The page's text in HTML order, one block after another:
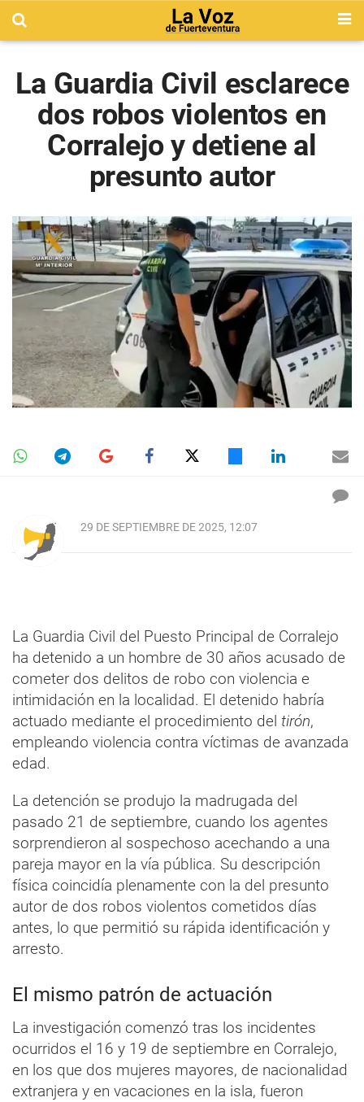
La Guardia Civil esclarece
dos robos violentos en
Corralejo y detiene al
presunto autor
29 DE SEPTIEMBRE DE 2025, 12:07
La Guardia Civil del Puesto Principal de Corralejo
ha detenido a un hombre de 30 años acusado de
cometer dos delitos de robo con violencia e
intimidación en la localidad. El detenido habría
actuado mediante el procedimiento del tirón,
empleando violencia contra víctimas de avanzada
edad.
La detención se produjo la madrugada del
pasado 21 de septiembre, cuando los agentes
sorprendieron al sospechoso acechando a una
pareja mayor en la vía pública. Su descripción
física coincidía plenamente con la del presunto
autor de dos robos violentos cometidos días
antes, lo que permitió su rápida identificación y
arresto.
El mismo patrón de actuación
La investigación comenzó tras los incidentes
ocurridos el 16 y 19 de septiembre en Corralejo,
en los que dos mujeres mayores, de nacionalidad
extranjera y en vacaciones en la isla, fueron